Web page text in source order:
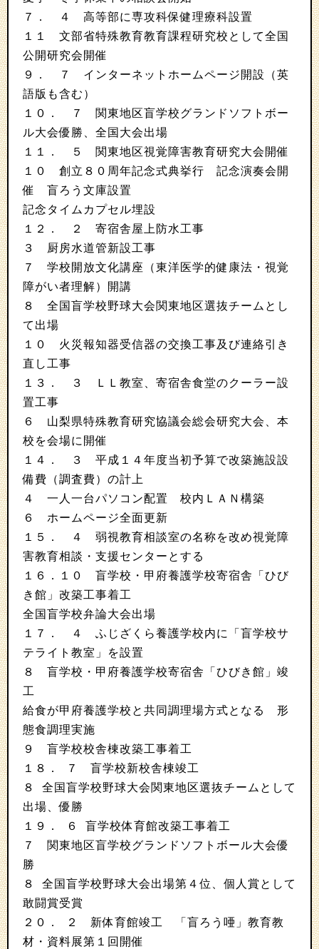
７． ４ 高等部に専攻科保健理療科設置
１１ 文部省特殊教育教育課程研究校として全国
公開研究会開催
９． ７ インターネットホームページ開設（英
語版も含む）
１０． ７ 関東地区盲学校グランドソフトボー
ル大会優勝、全国大会出場
１１． ５ 関東地区視覚障害教育研究大会開催
１０ 創立８０周年記念式典挙行 記念演奏会開
催 盲ろう文庫設置
記念タイムカプセル埋設
１２． ２ 寄宿舎屋上防水工事
３ 厨房水道管新設工事
７ 学校開放文化講座（東洋医学的健康法・視覚
障がい者理解）開講
８ 全国盲学校野球大会関東地区選抜チームとし
て出場
１０ 火災報知器受信器の交換工事及び連絡引き
直し工事
１３． ３ ＬＬ教室、寄宿舎食堂のクーラー設
置工事
６ 山梨県特殊教育研究協議会総会研究大会、本
校を会場に開催
１４． ３ 平成１４年度当初予算で改築施設設
備費（調査費）の計上
４ 一人一台パソコン配置 校内ＬＡＮ構築
６ ホームページ全面更新
１５． ４ 弱視教育相談室の名称を改め視覚障
害教育相談・支援センターとする
１６．１０ 盲学校・甲府養護学校寄宿舎「ひび
き館」改築工事着工
全国盲学校弁論大会出場
１７． ４ ふじざくら養護学校内に「盲学校サ
テライト教室」を設置
８ 盲学校・甲府養護学校寄宿舎「ひびき館」竣
工
給食が甲府養護学校と共同調理場方式となる 形
態食調理実施
９ 盲学校校舎棟改築工事着工
１８． ７ 盲学校新校舎棟竣工
８ 全国盲学校野球大会関東地区選抜チームとして
出場、優勝
１９． ６ 盲学校体育館改築工事着工
７ 関東地区盲学校グランドソフトボール大会優
勝
８ 全国盲学校野球大会出場第４位、個人賞として
敢闘賞受賞
２０． ２ 新体育館竣工 「盲ろう唖」教育教
材・資料展第１回開催